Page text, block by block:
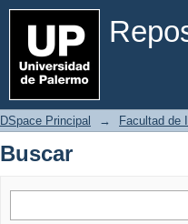
Buscar
DSpace Principal → Facultad de
Buscar